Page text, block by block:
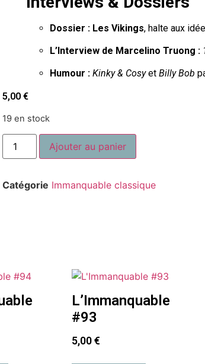
Dossier : Les Vikings, halte aux
L’Interview de Marcelino Truong :
Humour : Kinky & Cosyet Billy Bob
5,00 €
19 en stock
Ajouter au panier
Catégorie Immanquable classique
L’Immanquable
#93
5,00€